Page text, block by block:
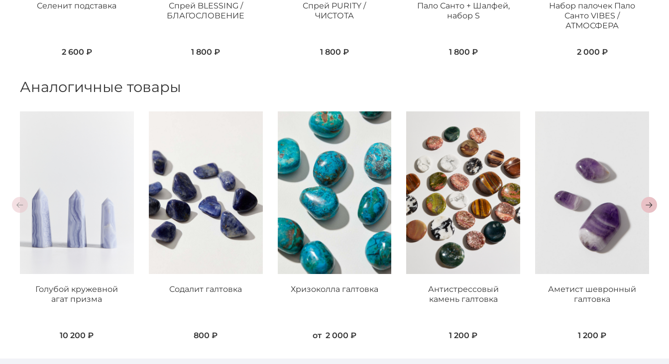
Селенит подставка
2 600 ₽
Спрей BLESSING /
БЛАГОСЛОВЕНИЕ
1 800 ₽
Спрей PURITY /
ЧИСТОТА
1 800 ₽
Пало Санто + Шалфей,
набор S
1 800 ₽
Набор палочек Пало
Санто VIBES /
АТМОСФЕРА
2 000 ₽
Аналогичные товары
Голубой кружевной
агат призма
10 200 ₽
Содалит галтовка
800 ₽
Хризоколла галтовка
от 2 000 ₽
Антистрессовый
камень галтовка
1 200 ₽
Аметист шевронный
галтовка
1 200 ₽